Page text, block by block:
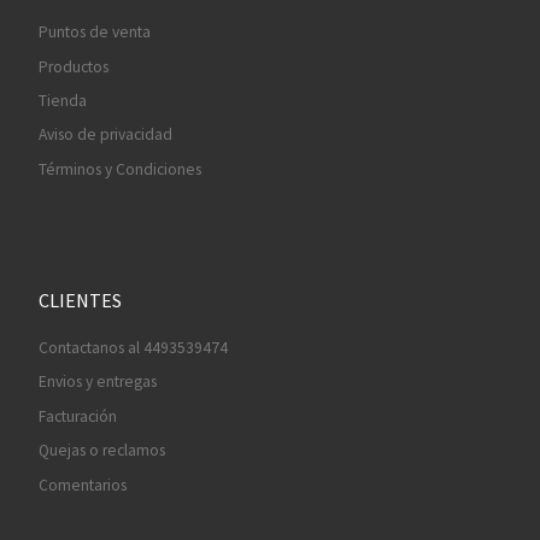
Puntos de venta
Productos
Tienda
Aviso de privacidad
Términos y Condiciones
CLIENTES
Contactanos al 4493539474
Envios y entregas
Facturación
Quejas o reclamos
Comentarios